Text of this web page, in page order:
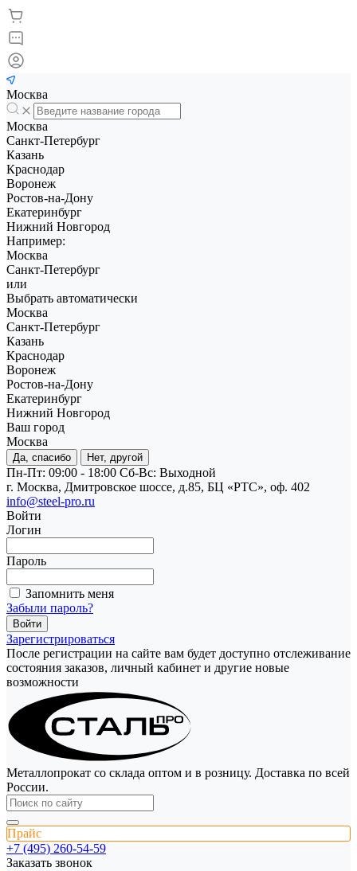
Москва
Москва
Санкт-Петербург
Казань
Краснодар
Воронеж
Ростов-на-Дону
Екатеринбург
Нижний Новгород
Например:
Москва
Санкт-Петербург
или
Выбрать автоматически
Москва
Санкт-Петербург
Казань
Краснодар
Воронеж
Ростов-на-Дону
Екатеринбург
Нижний Новгород
Ваш город
Москва
Да, спасибо Нет, другой
Пн-Пт: 09:00 - 18:00 Cб-Вс: Выходной
г. Москва, Дмитровское шоссе, д.85, БЦ «РТС», оф. 402
info@steel-pro.ru
Войти
Логин
Пароль
Запомнить меня
Забыли пароль?
Зарегистрироваться
После регистрации на сайте вам будет доступно отслеживание
состояния заказов, личный кабинет и другие новые
возможности
Металлопрокат со склада оптом и в розницу. Доставка по всей
России.
Прайс
+7 (495) 260-54-59
Заказать звонок